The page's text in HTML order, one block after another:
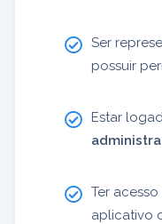
Ser
possuir
Estar
Ter
aplicativo